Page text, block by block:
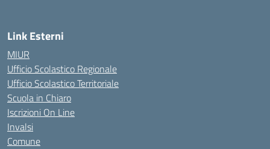
Link Esterni
MIUR
Ufficio Scolastico Regionale
Ufficio Scolastico Territoriale
Scuola in Chiaro
Iscrizioni On Line
Invalsi
Comune